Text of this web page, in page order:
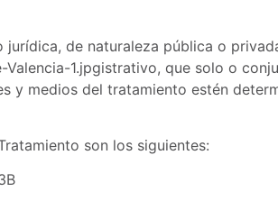
de naturaleza pública o
1.jpgistrativo, que solo o
y medios del tratamiento estén
son los siguientes: